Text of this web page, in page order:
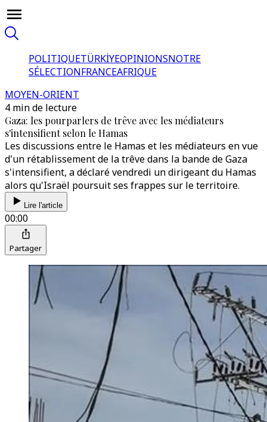
POLITIQUETÜRKİYEOPINIONSNOTRE
SÉLECTIONFRANCEAFRIQUE
MOYEN-ORIENT
4 min de lecture
Gaza: les pourparlers de trêve avec les médiateurs
s'intensifient selon le Hamas
Les discussions entre le Hamas et les médiateurs en vue
d'un rétablissement de la trêve dans la bande de Gaza
s'intensifient, a déclaré vendredi un dirigeant du Hamas
alors qu'Israël poursuit ses frappes sur le territoire.
Lire l'article
00:00
Partager